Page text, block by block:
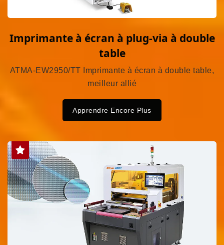
Imprimante à écran à plug-via à double
table
ATMA-EW2950/TT Imprimante à écran à double table,
meilleur allié
Apprendre Encore Plus